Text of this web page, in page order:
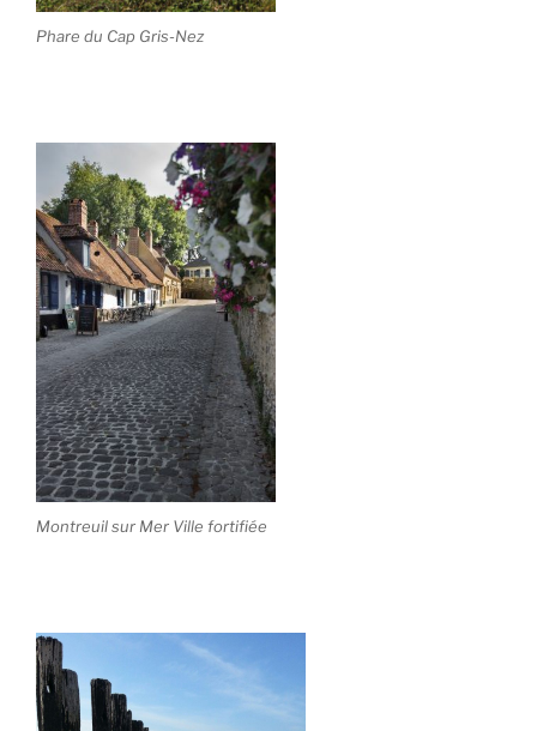
Phare du Cap Gris-Nez
Montreuil sur Mer Ville fortifiée